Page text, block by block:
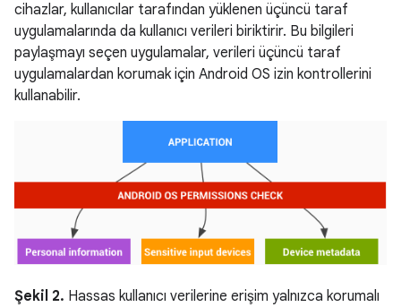
cihazlar, kullanıcılar tarafından yüklenen üçüncü taraf
uygulamalarında da kullanıcı verileri biriktirir. Bu bilgileri
paylaşmayı seçen uygulamalar, verileri üçüncü taraf
uygulamalardan korumak için Android OS izin kontrollerini
kullanabilir.
Şekil 2. Hassas kullanıcı verilerine erişim yalnızca korumalı